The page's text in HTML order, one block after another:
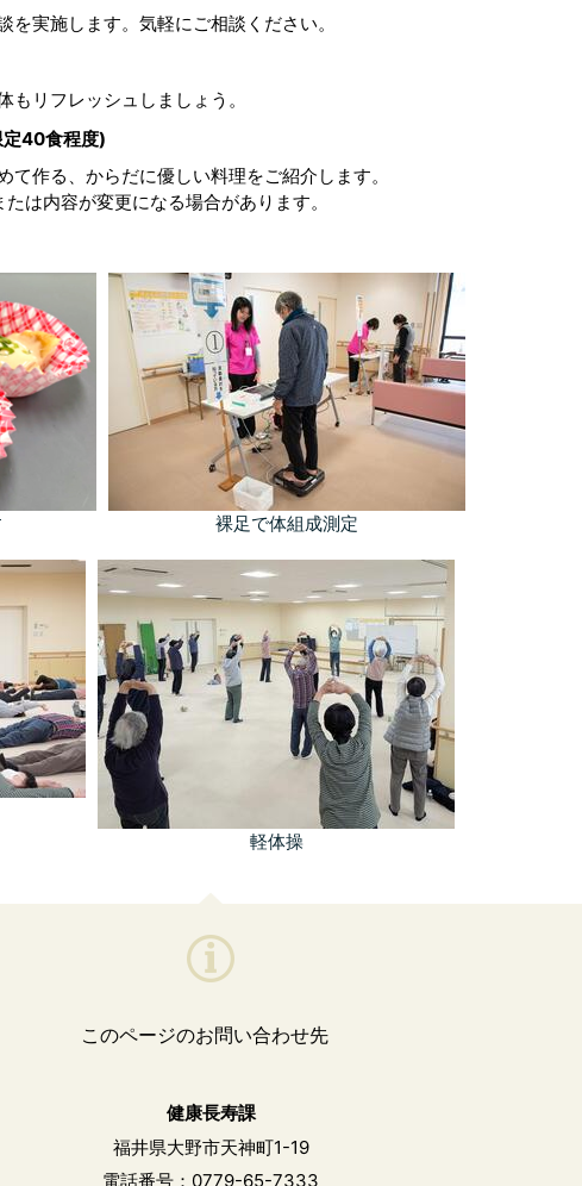
実施します。気軽にご相談ください。
もリフレッシュしましょう。
40食程度)
作る、からだに優しい料理をご紹介します。
は内容が変更になる場合があります。
裸足で体組成測定
軽体操
このページのお問い合わせ先
健康長寿課
福井県大野市天神町1-19
電話番号：0779-65-7333